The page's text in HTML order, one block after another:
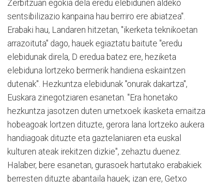
Zerbitzuan egokia dela eredu elebidunen aldeko
sentsibilizazio kanpaina hau berriro ere abiatzea".
Erabaki hau, Landaren hitzetan, "ikerketa teknikoetan
arrazoituta" dago, hauek egiaztatu baitute "eredu
elebidunak direla, D eredua batez ere, heziketa
elebiduna lortzeko bermerik handiena eskaintzen
dutenak". Hezkuntza elebidunak "onurak dakartza",
Euskara zinegotziaren esanetan. "Era honetako
hezkuntza jasotzen duten umetxoek ikasketa emaitza
hobeagoak lortzen dituzte, gerora lana lortzeko aukera
handiagoak dituzte eta gaztelaniaren eta euskal
kulturen ateak irekitzen dizkie", zehaztu duenez.
Halaber, bere esanetan, gurasoek hartutako erabakiek
berresten dituzte abantaila hauek; izan ere, Getxo